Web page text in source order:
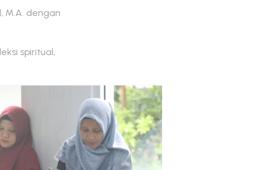
M.A. dengan
spiritual,